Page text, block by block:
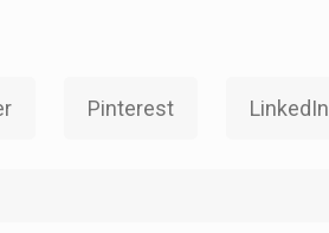
Pinterest LinkedIn